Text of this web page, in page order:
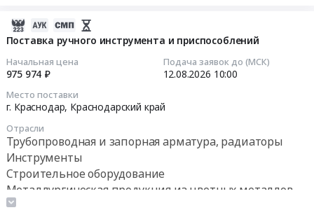
Поставка ручного инструмента и приспособлений
Начальная цена
975 974 ₽
Подача заявок до (МСК)
12.08.2026 10:00
Место поставки
г. Краснодар, Краснодарский край
Отрасли
Трубопроводная и запорная арматура, радиаторы
Инструменты
Строительное оборудование
Металлургическая продукция из цветных металлов
Автомобильные и моторные масла, смазки,